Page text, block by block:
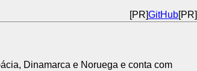
[PR]GitHub[PR]
Dinamarca e Noruega e conta com